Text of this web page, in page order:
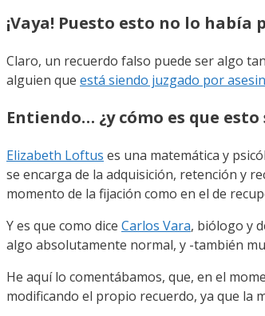
¡Vaya! Puesto esto no lo había
Claro, un recuerdo falso puede ser algo
alguien que está siendo juzgado por
Entiendo… ¿y cómo es que
Elizabeth Loftus es una matemática y
se encarga de la adquisición, retención y
momento de la fijación como en el de
Y es que como dice Carlos Vara, biólogo y
algo absolutamente normal, y -también
He aquí lo comentábamos, que, en el
modificando el propio recuerdo, ya que la